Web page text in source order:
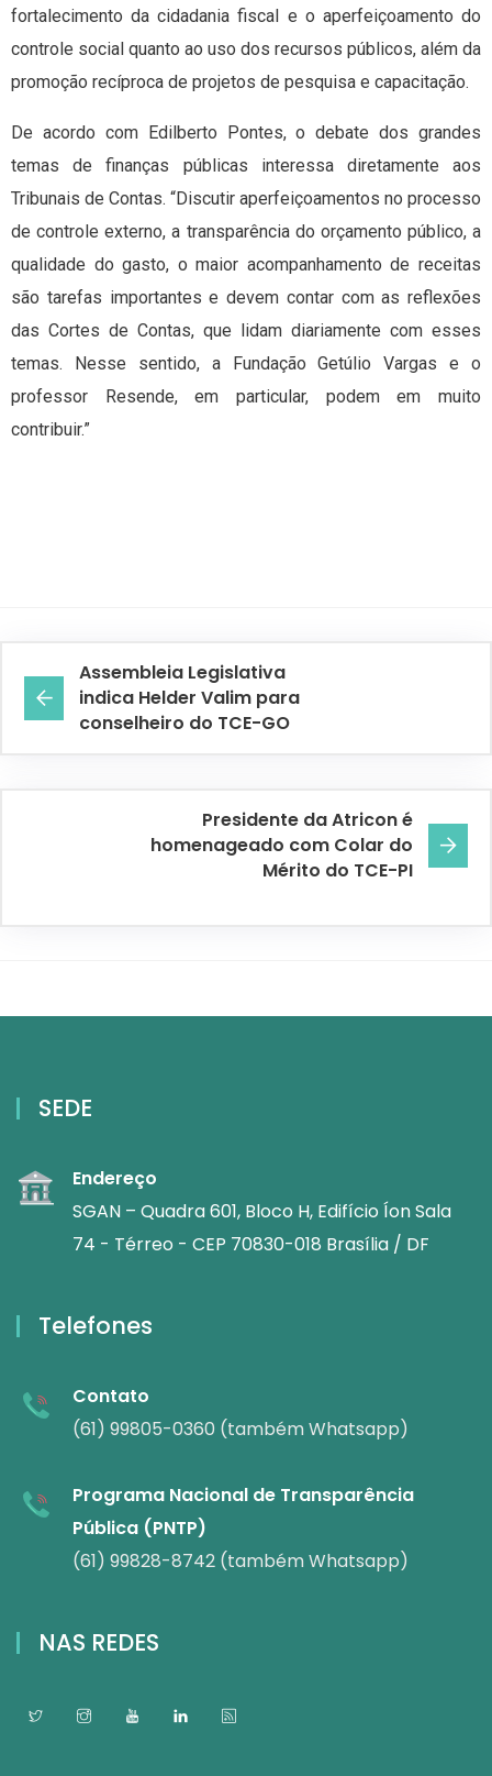
fortalecimento da cidadania fiscal e o aperfeiçoamento do
controle social quanto ao uso dos recursos públicos, além da
promoção recíproca de projetos de pesquisa e capacitação.
De acordo com Edilberto Pontes, o debate dos grandes
temas de finanças públicas interessa diretamente aos
Tribunais de Contas. “Discutir aperfeiçoamentos no processo
de controle externo, a transparência do orçamento público, a
qualidade do gasto, o maior acompanhamento de receitas
são tarefas importantes e devem contar com as reflexões
das Cortes de Contas, que lidam diariamente com esses
temas. Nesse sentido, a Fundação Getúlio Vargas e o
professor Resende, em particular, podem em muito
contribuir.”
Assembleia Legislativa
indica Helder Valim para
conselheiro do TCE-GO
Presidente da Atricon é
homenageado com Colar do
Mérito do TCE-PI
SEDE
Endereço
SGAN – Quadra 601, Bloco H, Edifício Íon Sala
74 - Térreo - CEP 70830-018 Brasília / DF
Telefones
Contato
(61) 99805-0360 (também Whatsapp)
Programa Nacional de Transparência
Pública (PNTP)
(61) 99828-8742 (também Whatsapp)
NAS REDES